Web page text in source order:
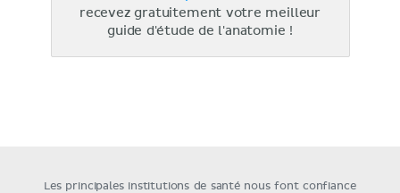
recevez gratuitement votre meilleur
guide d'étude de l'anatomie !
Les principales institutions de santé nous font confiance